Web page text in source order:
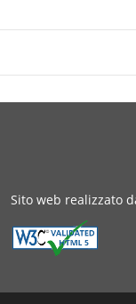
Sito web realizzato